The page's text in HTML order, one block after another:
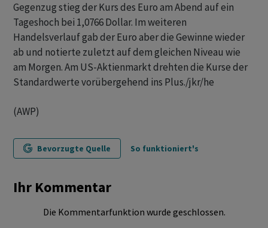
Gegenzug stieg der Kurs des Euro am Abend auf ein
Tageshoch bei 1,0766 Dollar. Im weiteren
Handelsverlauf gab der Euro aber die Gewinne wieder
ab und notierte zuletzt auf dem gleichen Niveau wie
am Morgen. Am US-Aktienmarkt drehten die Kurse der
Standardwerte vorübergehend ins Plus./jkr/he
(AWP)
Bevorzugte Quelle So funktioniert's
Ihr Kommentar
Die Kommentarfunktion wurde geschlossen.